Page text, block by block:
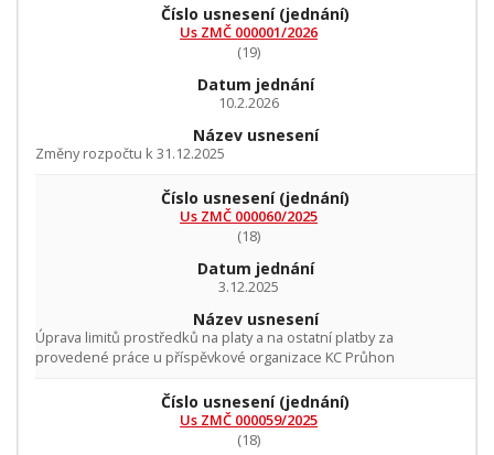
Číslo usnesení(jednání)
Us ZMČ 000001/2026
(19)
Datum jednání
10.2.2026
Název usnesení
Změny rozpočtu k 31.12.2025
Číslo usnesení(jednání)
Us ZMČ 000060/2025
(18)
Datum jednání
3.12.2025
Název usnesení
Úprava limitů prostředků na platy a na ostatní platby za
provedené práce u příspěvkové organizace KC Průhon
Číslo usnesení(jednání)
Us ZMČ 000059/2025
(18)